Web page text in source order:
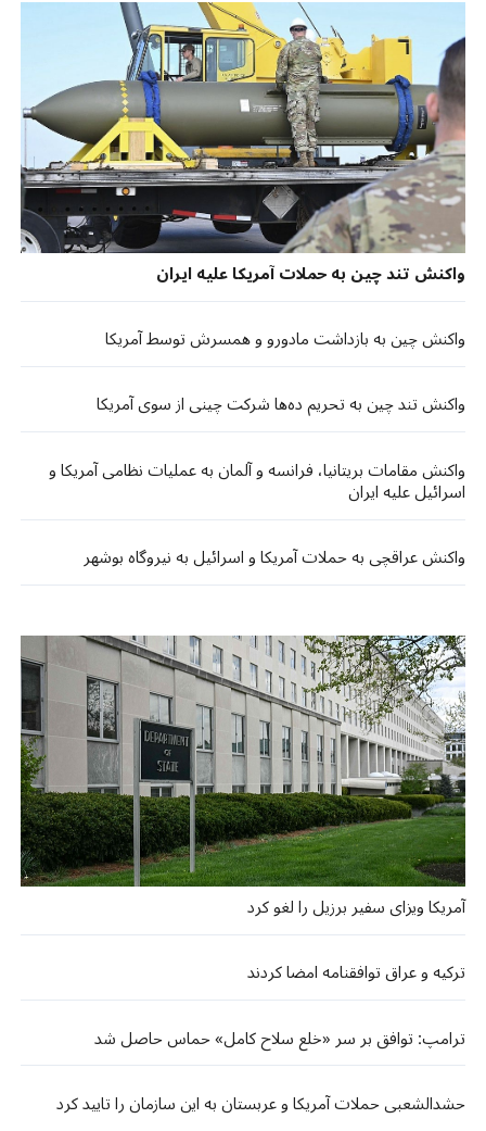
واکنش تند چین به حملات آمریکا علیه ایران
واکنش چین به بازداشت مادورو و همسرش توسط آمریکا
واکنش تند چین به تحریم ده‌ها شرکت چینی از سوی آمریکا
واکنش مقامات بریتانیا، فرانسه و آلمان به عملیات نظامی آمریکا و
اسرائیل علیه ایران
واکنش عراقچی به حملات آمریکا و اسرائیل به نیروگاه بوشهر
آمریکا ویزای سفیر برزیل را لغو کرد
ترکیه و عراق توافقنامه امضا کردند
ترامپ: توافق بر سر «خلع سلاح کامل» حماس حاصل شد
حشدالشعبی حملات آمریکا و عربستان به این سازمان را تایید کرد